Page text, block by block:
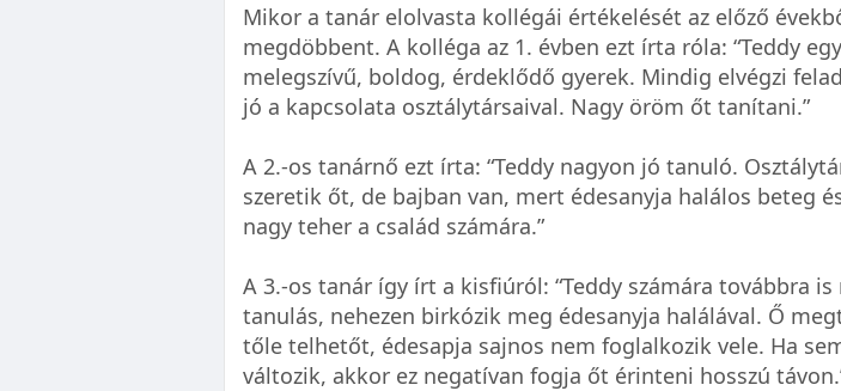
Mikor a tanár elolvasta kollégái értékelését az előző
megdöbbent. A kolléga az 1. évben ezt írta róla: “Teddy
melegszívű, boldog, érdeklődő gyerek. Mindig elvégzi
jó a kapcsolata osztálytársaival. Nagy öröm őt tanítani.”
A 2.-os tanárnő ezt írta: “Teddy nagyon jó tanuló.
szeretik őt, de bajban van, mert édesanyja halálos beteg
nagy teher a család számára.”
A 3.-os tanár így írt a kisfiúról: “Teddy számára továbbra is
tanulás, nehezen birkózik meg édesanyja halálával. Ő
tőle telhetőt, édesapja sajnos nem foglalkozik vele. Ha
változik, akkor ez negatívan fogja őt érinteni hosszú